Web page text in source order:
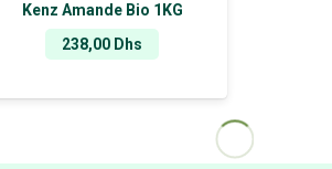
Kenz Amande Bio 1KG
238,00 Dhs